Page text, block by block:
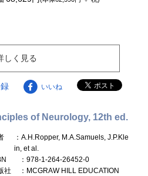
しく見る
いいね
of Neurology, 12th ed.
：A.H.Ropper, M.A.Samuels, J.P.Kle
in, et al.
：978-1-264-26452-0
社
：MCGRAW HILL EDUCATION